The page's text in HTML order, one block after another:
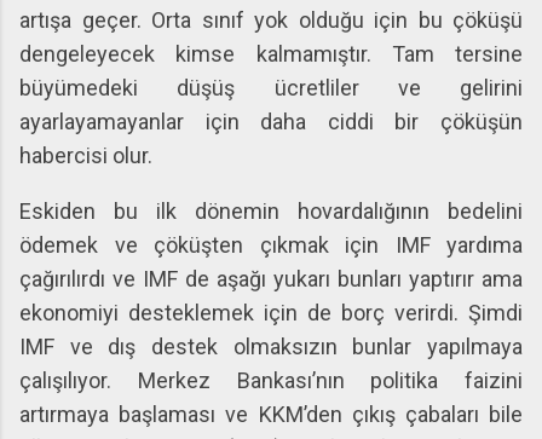
artışa geçer. Orta sınıf yok olduğu için bu çöküşü
dengeleyecek kimse kalmamıştır. Tam tersine
büyümedeki düşüş ücretliler ve gelirini
ayarlayamayanlar için daha ciddi bir çöküşün
habercisi olur.
Eskiden bu ilk dönemin hovardalığının bedelini
ödemek ve çöküşten çıkmak için IMF yardıma
çağırılırdı ve IMF de aşağı yukarı bunları yaptırır ama
ekonomiyi desteklemek için de borç verirdi. Şimdi
IMF ve dış destek olmaksızın bunlar yapılmaya
çalışılıyor. Merkez Bankası’nın politika faizini
artırmaya başlaması ve KKM’den çıkış çabaları bile